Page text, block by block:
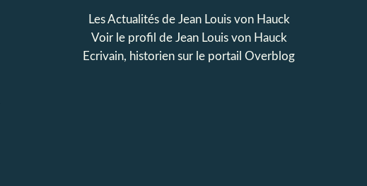
Les Actualités de Jean Louis von Hauck
Voir le profil de Jean Louis von Hauck
Ecrivain, historien sur le portail Overblog